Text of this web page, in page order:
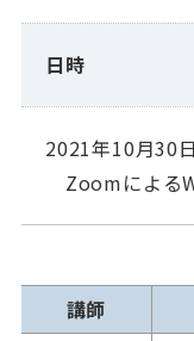
日時
2021年10月
Zoomによる
講師